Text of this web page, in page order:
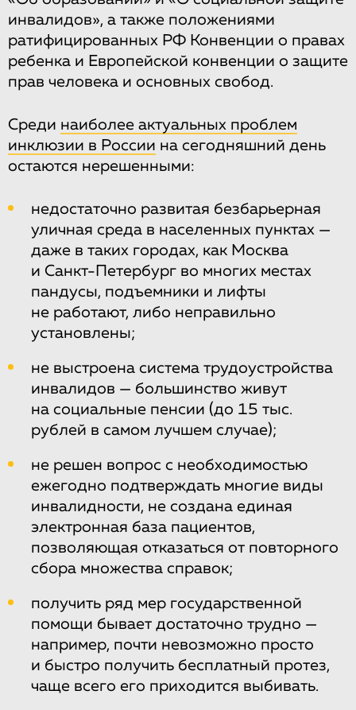
инвалидов», а также положениями
ратифицированных РФ Конвенции о правах
ребенка и Европейской конвенции о защите
прав человека и основных свобод.
Среди наиболее актуальных проблем
инклюзии в России на сегодняшний день
остаются нерешенными:
недостаточно развитая безбарьерная
уличная среда в населенных пунктах —
даже в таких городах, как Москва
и Санкт-Петербург во многих местах
пандусы, подъемники и лифты
не работают, либо неправильно
установлены;
не выстроена система трудоустройства
инвалидов — большинство живут
на социальные пенсии (до 15 тыс.
рублей в самом лучшем случае);
не решен вопрос с необходимостью
ежегодно подтверждать многие виды
инвалидности, не создана единая
электронная база пациентов,
позволяющая отказаться от повторного
сбора множества справок;
получить ряд мер государственной
помощи бывает достаточно трудно —
например, почти невозможно просто
и быстро получить бесплатный протез,
чаще всего его приходится выбивать.